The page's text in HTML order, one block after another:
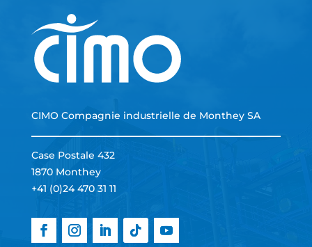
CIMO Compagnie industrielle de Monthey SA
Case Postale 432
1870 Monthey
+41 (0)24 470 31 11